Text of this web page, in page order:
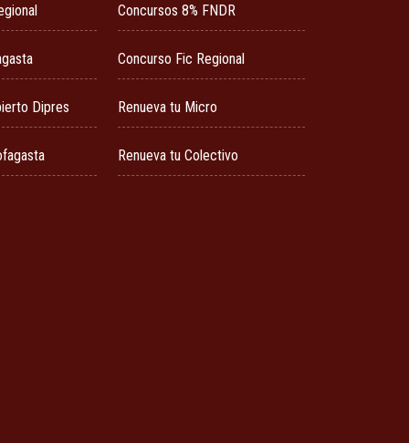
Dipres
Concursos 8% FNDR
Concurso Fic Regional
Renueva tu Micro
Renueva tu Colectivo